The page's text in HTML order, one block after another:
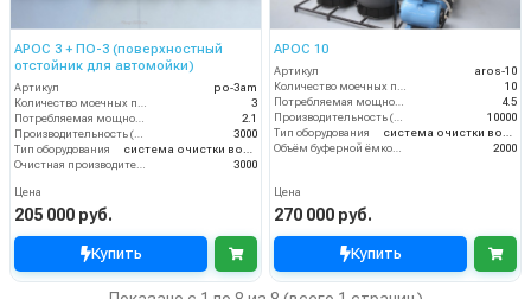
АРОС 3 + ПО-3 (поверхностный
отстойник для автомойки)
Артикул
po-3am
3
2.1
3000
Тип оборудования
3000
Цена
205 000 руб.
Купить
АРОС 10
Артикул
aros-10
10
4.5
10000
Тип оборудования
2000
Цена
270 000 руб.
Купить